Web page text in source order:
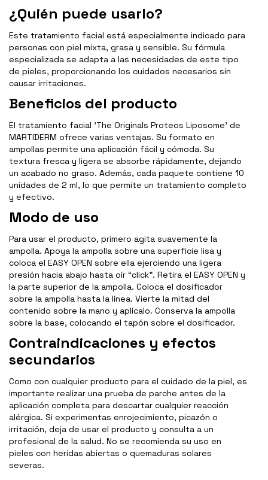
¿Quién puede usarlo?
Este tratamiento facial está especialmente indicado para
personas con piel mixta, grasa y sensible. Su fórmula
especializada se adapta a las necesidades de este tipo
de pieles, proporcionando los cuidados necesarios sin
causar irritaciones.
Beneficios del producto
El tratamiento facial 'The Originals Proteos Liposome' de
MARTIDERM ofrece varias ventajas. Su formato en
ampollas permite una aplicación fácil y cómoda. Su
textura fresca y ligera se absorbe rápidamente, dejando
un acabado no graso. Además, cada paquete contiene 10
unidades de 2 ml, lo que permite un tratamiento completo
y efectivo.
Modo de uso
Para usar el producto, primero agita suavemente la
ampolla. Apoya la ampolla sobre una superficie lisa y
coloca el EASY OPEN sobre ella ejerciendo una ligera
presión hacia abajo hasta oír “click”. Retira el EASY OPEN y
la parte superior de la ampolla. Coloca el dosificador
sobre la ampolla hasta la línea. Vierte la mitad del
contenido sobre la mano y aplícalo. Conserva la ampolla
sobre la base, colocando el tapón sobre el dosificador.
Contraindicaciones y efectos
secundarios
Como con cualquier producto para el cuidado de la piel, es
importante realizar una prueba de parche antes de la
aplicación completa para descartar cualquier reacción
alérgica. Si experimentas enrojecimiento, picazón o
irritación, deja de usar el producto y consulta a un
profesional de la salud. No se recomienda su uso en
pieles con heridas abiertas o quemaduras solares
severas.